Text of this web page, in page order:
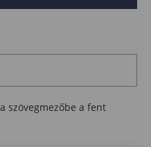
szövegmezőbe a fent